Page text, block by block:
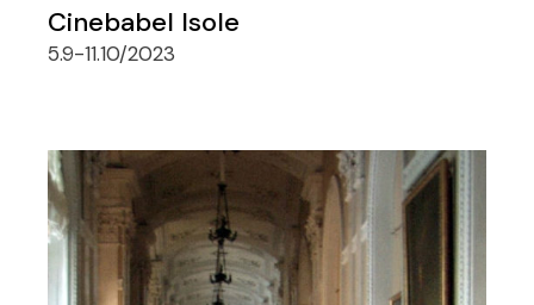
Cinebabel Isole
5.9-11.10/2023